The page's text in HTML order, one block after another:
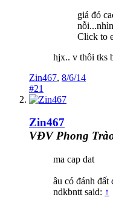
giá đó
Click to
hjx.. v thôi tks
Zin467, 8/6/14
#21
Zin467
VĐV Phong
ma cap dat
âu có đánh đất
ndkbntt said: ↑